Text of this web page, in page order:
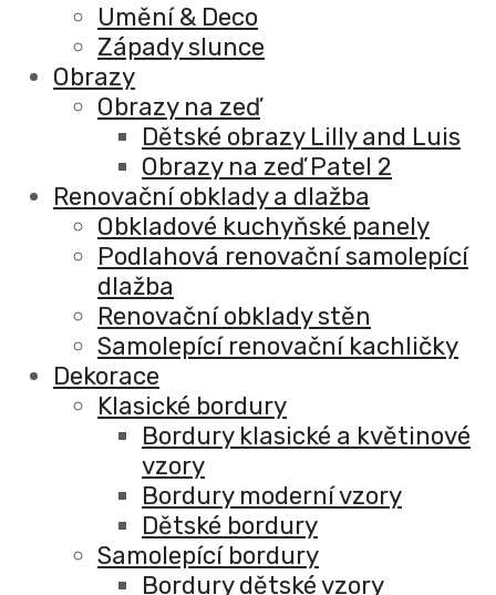
Umění & Deco
Západy slunce
Obrazy
Obrazy na zeď
Dětské obrazy Lilly and Luis
Obrazy na zeď Patel 2
Renovační obklady a dlažba
Obkladové kuchyňské panely
Podlahová renovační samolepící
dlažba
Renovační obklady stěn
Samolepící renovační kachličky
Dekorace
Klasické bordury
Bordury klasické a květinové
vzory
Bordury moderní vzory
Dětské bordury
Samolepící bordury
Bordury dětské vzory